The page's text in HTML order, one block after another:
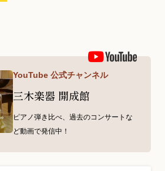
YouTube 公式チャンネル
三木楽器 開成館
ピアノ弾き比べ、過去のコンサートな
ど動画で発信中！